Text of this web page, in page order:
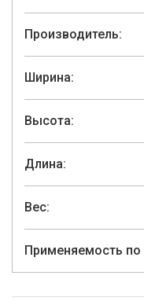
Производитель:
Ширина:
Высота:
Длина:
Вес:
Применяемость